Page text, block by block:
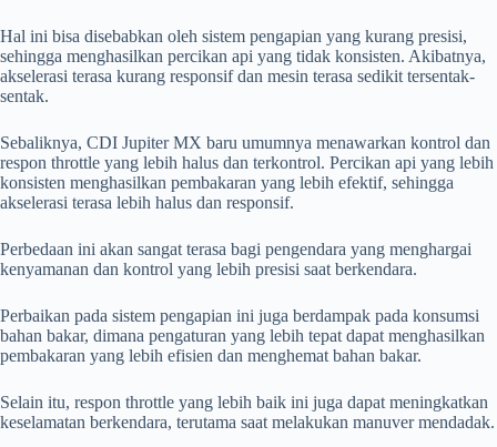
Hal ini bisa disebabkan oleh sistem pengapian yang kurang presisi,
sehingga menghasilkan percikan api yang tidak konsisten. Akibatnya,
akselerasi terasa kurang responsif dan mesin terasa sedikit tersentak-
sentak.
Sebaliknya, CDI Jupiter MX baru umumnya menawarkan kontrol dan
respon throttle yang lebih halus dan terkontrol. Percikan api yang lebih
konsisten menghasilkan pembakaran yang lebih efektif, sehingga
akselerasi terasa lebih halus dan responsif.
Perbedaan ini akan sangat terasa bagi pengendara yang menghargai
kenyamanan dan kontrol yang lebih presisi saat berkendara.
Perbaikan pada sistem pengapian ini juga berdampak pada konsumsi
bahan bakar, dimana pengaturan yang lebih tepat dapat menghasilkan
pembakaran yang lebih efisien dan menghemat bahan bakar.
Selain itu, respon throttle yang lebih baik ini juga dapat meningkatkan
keselamatan berkendara, terutama saat melakukan manuver mendadak.